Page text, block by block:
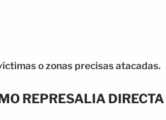
o zonas precisas atacadas.
REPRESALIA DIRECTA